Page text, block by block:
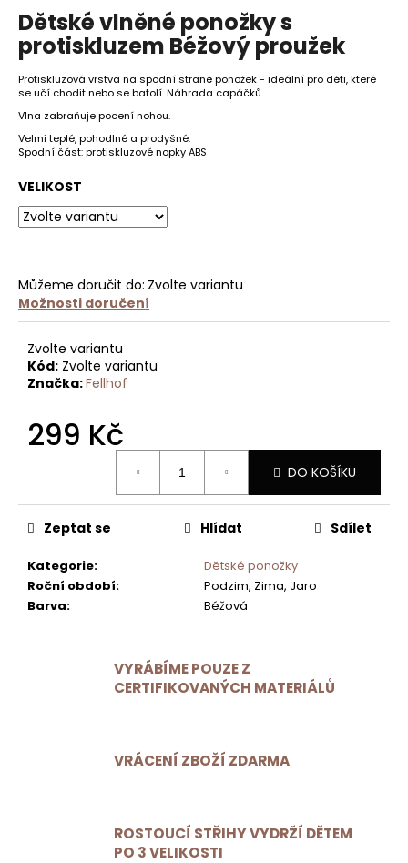
produktu
je
0,0
z
5
hvězdiček.
Dětské vlněné ponožky s
protiskluzem Béžový proužek
Protiskluzová vrstva na spodní straně ponožek - ideální pro děti, které
se učí chodit nebo se batolí. Náhrada capáčků.
Vlna zabraňuje pocení nohou.
Velmi teplé, pohodlné a prodyšné.
Spodní část: protiskluzové nopky ABS
VELIKOST
Můžeme doručit do: Zvolte variantu
Možnosti doručení
Zvolte variantu
Kód: Zvolte variantu
Značka:Fellhof
299 Kč
DO KOŠÍKU
Kategorie:
Dětské ponožky
Roční období:
Podzim, Zima, Jaro
Barva: Béžová
Zeptat se Hlídat Sdílet
VYRÁBÍME POUZE Z
CERTIFIKOVANÝCH MATERIÁLŮ
VRÁCENÍ ZBOŽÍ ZDARMA
ROSTOUCÍ STŘIHY VYDRŽÍ DĚTEM
PO 3 VELIKOSTI
HLEDAT
D
o
p
o
r
u
j
e
m
e
ZIMNÍ
SET
ČEPICE
GRAFITOVÝ
999